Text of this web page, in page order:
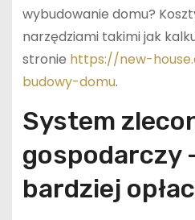
wybudowanie domu?
narzędziami takimi jak
stronie https://new-
budowy-domu.
System
gospodarczy
bardziej